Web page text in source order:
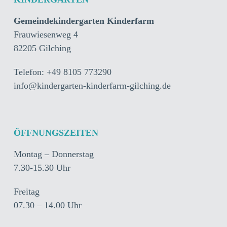
Gemeindekindergarten Kinderfarm
Frauwiesenweg 4
82205 Gilching
Telefon: +49 8105 773290
info@kindergarten-kinderfarm-gilching.de
ÖFFNUNGSZEITEN
Montag – Donnerstag
7.30-15.30 Uhr
Freitag
07.30 – 14.00 Uhr